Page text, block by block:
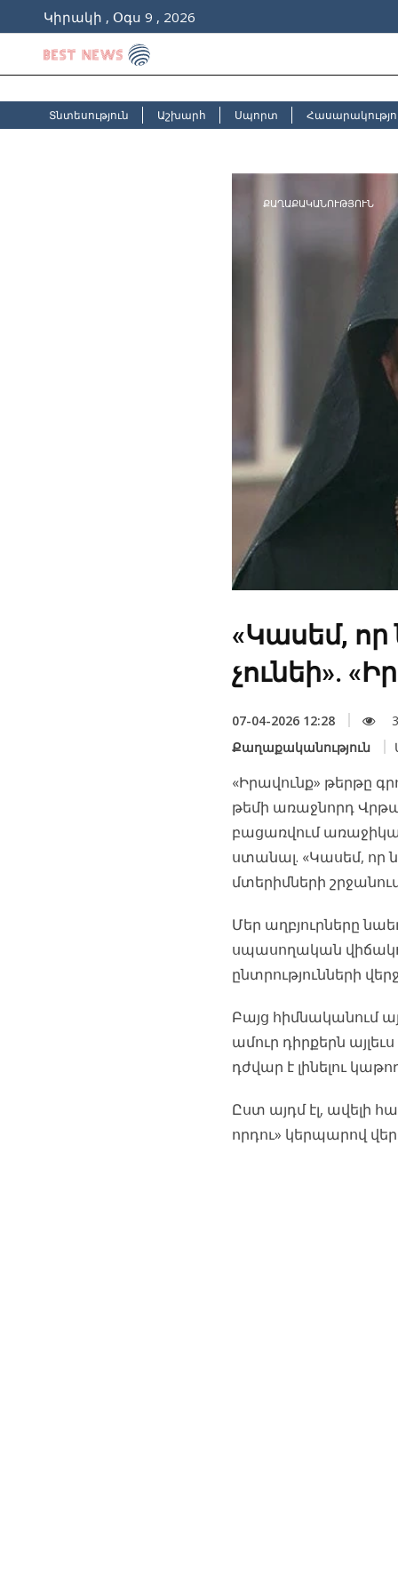
Կիրակի , Օգս 9 , 2026
Տնտեսություն Աշխարհ Սպորտ
ՔԱՂԱՔԱԿԱՆՈՒԹՅՈՒՆ
«Կասեմ, որ
չունեի».
07-04-2026 12:28
Քաղաքականություն
«Իրավունք» թերթը
թեմի առաջնորդ
բացառվում
ստանալ. «Կասեմ, որ
մտերիմների
Մեր աղբյուրները
սպասողական
ընտրությունների
Բայց հիմնականում
ամուր դիրքերն
դժվար է լինելու
Ըստ այդմ էլ, ավելի
որդու» կերպարով